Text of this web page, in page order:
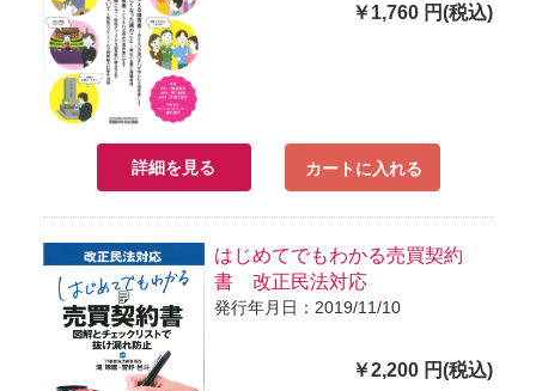
￥1,760 円(税込)
詳細を見る カートに入れる
はじめてでもわかる売買契約
書 改正民法対応
発行年月日：2019/11/10
￥2,200 円(税込)